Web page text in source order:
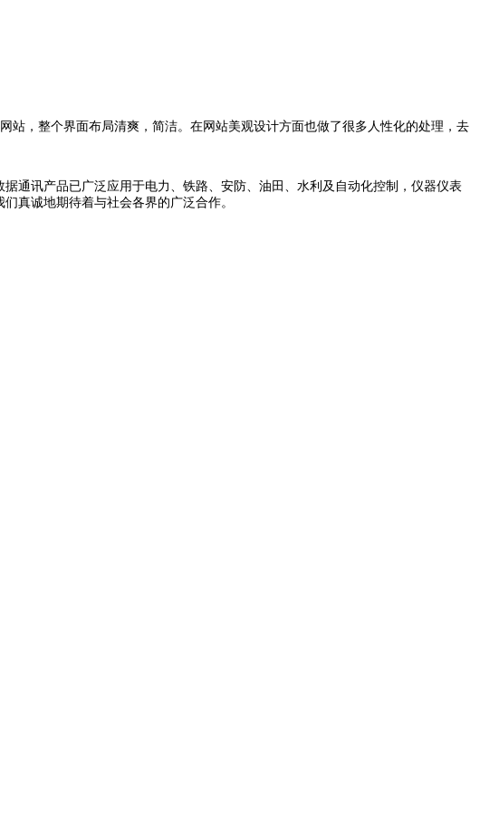
站，整个界面布局清爽，简洁。在网站美观设计方面也做了很多人性化的处理，去
通讯产品已广泛应用于电力、铁路、安防、油田、水利及自动化控制，仪器仪表
真诚地期待着与社会各界的广泛合作。